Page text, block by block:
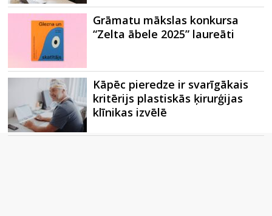
Grāmatu mākslas konkursa
“Zelta ābele 2025” laureāti
Kāpēc pieredze ir svarīgākais
kritērijs plastiskās ķirurģijas
klīnikas izvēlē